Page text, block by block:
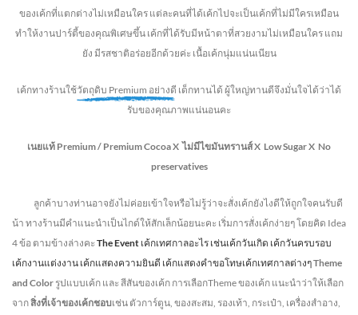
ของเค้กที่แตกต่างไม่เหมือนใคร แต่ละคนที่ได้เค้กไปจะเป็นเค้กที่ไม่มีใครเหมือน
ทำให้งานปาร์ตี้ของคุณพิเศษขึ้น เค้กที่ได้รับมีหน้าตาที่สวยงามไม่เหมือนใคร แถม
ยัง มีรสชาติอร่อยอีกด้วยค่ะ เนื้อเค้กนุ่มแน่นเนียน
เค้กทางร้านใช้วัตถุดิบ Premium อย่างดี เด็กทานได้ ผู้ใหญ่ทานดีจึงมั่นใจได้ว่าได้
รับของคุณภาพแน่นอนคะ
เนยแท้ Premium / Premium CocoaX ไม่มีไขมันทรานส์X Low SugarX No
preservatives
ลูกค้าบางท่านอาจยังไม่ค่อยเข้าใจหรือไม่รู้ว่าจะสั่งเค้กยังไงดีให้ถูกใจคนรับดี
น้า ทางร้านมีคำแนะนำเป็นไกด์ให้สักเล็กน้อยนะคะ เริ่มการสั่งเค้กง่ายๆ โดยคิด Idea
4 ข้อ ตามข้างล่างคะ The Event เค้กเทศกาลอะไร เช่นเค้กวันเกิด เค้กวันครบรอบ
เค้กงานแต่งงาน เค้กแสดงความยินดี เค้กแสดงคำขอโทษเค้กเทศกาลต่างๆTheme
and Color รูปแบบเค้ก และ สีสันของเค้ก การเลือกTheme ของเค้ก แนะนำว่าให้เลือก
จากสิ่งที่เจ้าของเค้กชอบเช่น ตัวการ์ตูน, ของสะสม, รองเท้า, กระเป๋า, เครื่องสำอาง,